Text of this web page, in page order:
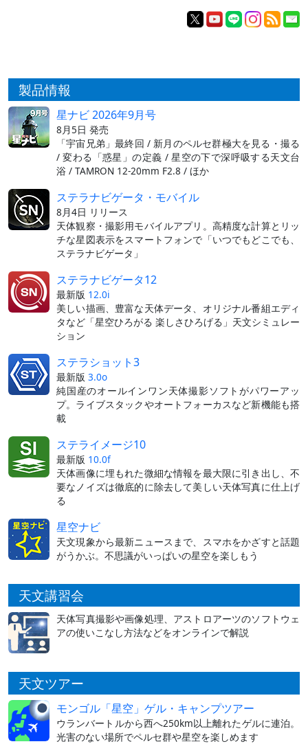
製品情報
星ナビ 2026年9月号
8月5日 発売
「宇宙兄弟」最終回 / 新月のペルセ群極大を見る・撮る
/ 変わる「惑星」の定義 / 星空の下で深呼吸する天文台
浴 / TAMRON 12-20mm F2.8 / ほか
ステラナビゲータ・モバイル
8月4日 リリース
天体観察・撮影用モバイルアプリ。高精度な計算とリッ
チな星図表示をスマートフォンで「いつでもどこでも、
ステラナビゲータ」
ステラナビゲータ12
最新版 12.0i
美しい描画、豊富な天体データ、オリジナル番組エディ
タなど「星空ひろがる 楽しさひろげる」天文シミュレー
ション
ステラショット3
最新版 3.0o
純国産のオールインワン天体撮影ソフトがパワーアッ
プ。ライブスタックやオートフォーカスなど新機能も搭
載
ステライメージ10
最新版 10.0f
天体画像に埋もれた微細な情報を最大限に引き出し、不
要なノイズは徹底的に除去して美しい天体写真に仕上げ
る
星空ナビ
天文現象から最新ニュースまで、スマホをかざすと話題
がうかぶ。不思議がいっぱいの星空を楽しもう
天文講習会
天体写真撮影や画像処理、アストロアーツのソフトウェ
アの使いこなし方法などをオンラインで解説
天文ツアー
モンゴル「星空」ゲル・キャンプツアー
ウランバートルから西へ250km以上離れたゲルに連泊。
光害のない場所でペルセ群や星空を楽しめます